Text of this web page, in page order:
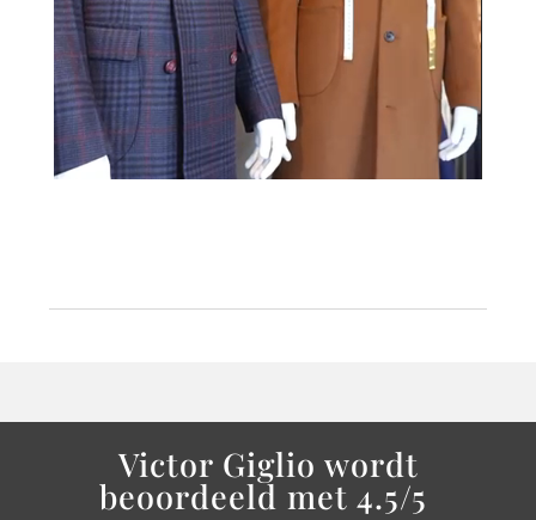
Victor Giglio wordt
beoordeeld met 4.5/5